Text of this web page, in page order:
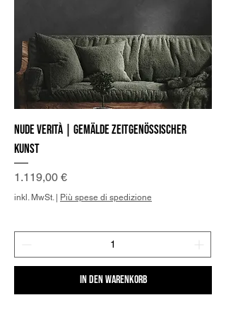
Nude Verità | Gemälde zeitgenössischer
Kunst
Preis
1.119,00 €
inkl. MwSt. | Più spese di spedizione
In den Warenkorb